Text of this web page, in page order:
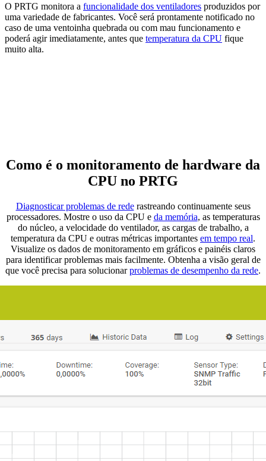
O PRTG monitora a funcionalidade dos ventiladores produzidos por
uma variedade de fabricantes. Você será prontamente notificado no
caso de uma ventoinha quebrada ou com mau funcionamento e
poderá agir imediatamente, antes que temperatura da CPU fique
muito alta.
Como é o monitoramento de hardware da
CPU no PRTG
Diagnosticar problemas de rederastreando continuamente seus
processadores. Mostre o uso da CPU e da memória, as temperaturas
do núcleo, a velocidade do ventilador, as cargas de trabalho, a
temperatura da CPU e outras métricas importantes em tempo real.
Visualize os dados de monitoramento em gráficos e painéis claros
para identificar problemas mais facilmente. Obtenha a visão geral de
que você precisa para solucionarproblemas de desempenho da rede.